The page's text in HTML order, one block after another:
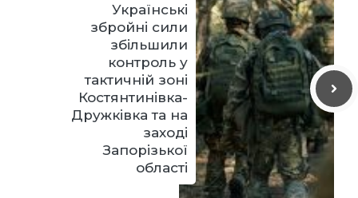
Українські
збройні сили
збільшили
контроль у
тактичній зоні
Костянтинівка-
Дружківка та на
заході
Запорізької
області